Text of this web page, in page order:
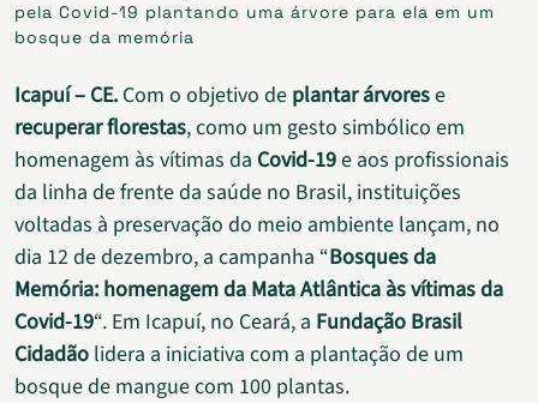
pela Covid-19 plantando uma árvore para ela em um
bosque da memória
Icapuí – CE. Com o objetivo de plantar árvorese
recuperar florestas, como um gesto simbólico em
homenagem às vítimas da Covid-19e aos profissionais
da linha de frente da saúde no Brasil, instituições
voltadas à preservação do meio ambiente lançam, no
dia 12 de dezembro, a campanha “Bosques da
Memória: homenagem da Mata Atlântica às vítimas da
Covid-19“. Em Icapuí, no Ceará, a Fundação Brasil
Cidadão lidera a iniciativa com a plantação de um
bosque de mangue com 100 plantas.